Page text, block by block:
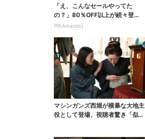
「え、こんなセールやってた
の？」80％OFF以上が続々登
場！Amazonの本気が...
PR(Amazon)
マシンガンズ西堀が横暴な大地主
役として登場、視聴者驚き「似て